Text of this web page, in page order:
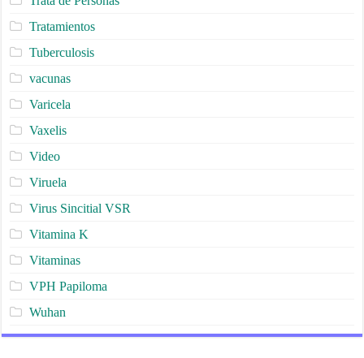
Tratamientos
Tuberculosis
vacunas
Varicela
Vaxelis
Video
Viruela
Virus Sincitial VSR
Vitamina K
Vitaminas
VPH Papiloma
Wuhan